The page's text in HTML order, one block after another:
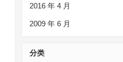
2016 年 4 月
2009 年 6 月
分类